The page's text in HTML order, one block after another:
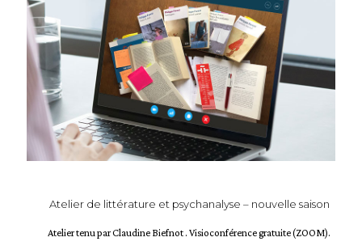
Atelier de littérature et psychanalyse – nouvelle saison
Atelier tenu par Claudine Biefnot . Visioconférence gratuite (ZOOM).